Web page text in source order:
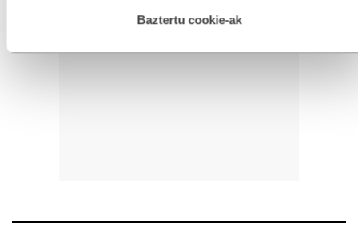
esplizitua ematen diguzu.Gehiago irakurri
Baztertu cookie-ak